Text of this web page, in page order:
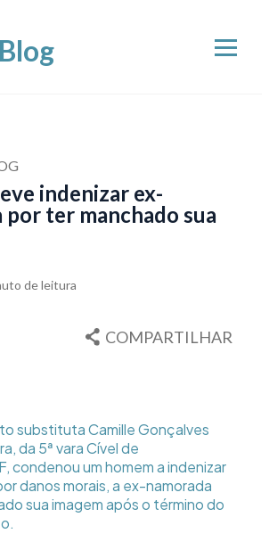
indenizar ex-
por ter manchado sua
de leitura
COMPARTILHAR
substituta Camille Gonçalves
da 5ª vara Cível de
condenou um homem a indenizar
danos morais, a ex-namorada
sua imagem após o término do